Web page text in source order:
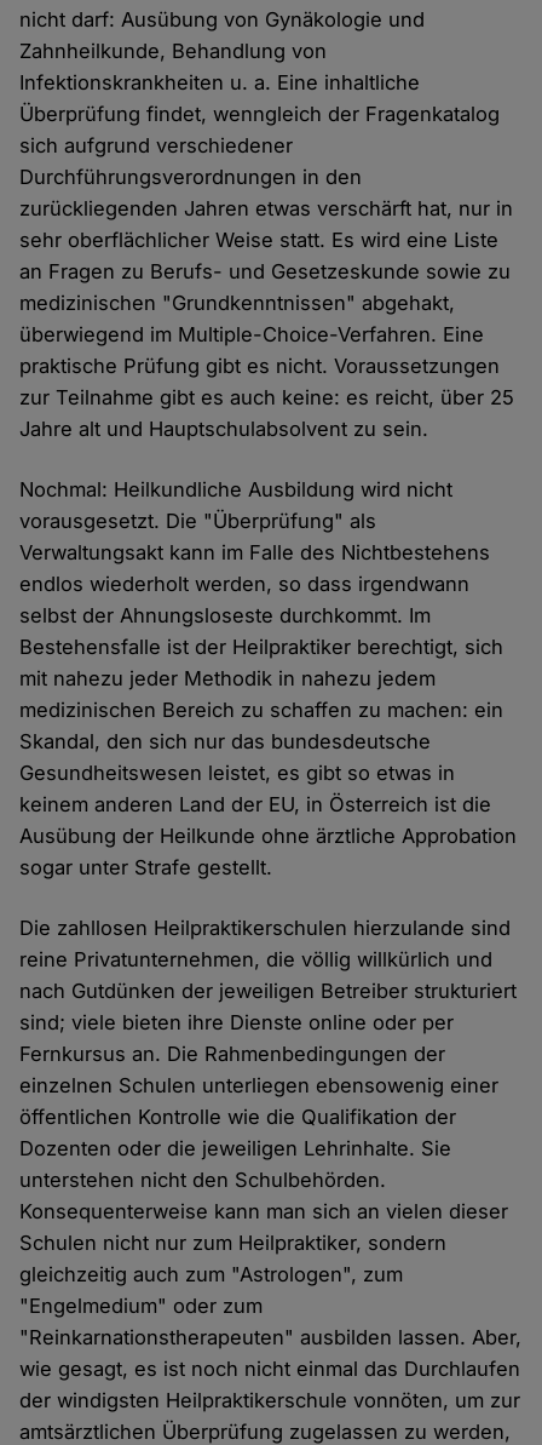
nicht darf: Ausübung von Gynäkologie und
Zahnheilkunde, Behandlung von
Infektionskrankheiten u. a. Eine inhaltliche
Überprüfung findet, wenngleich der Fragenkatalog
sich aufgrund verschiedener
Durchführungsverordnungen in den
zurückliegenden Jahren etwas verschärft hat, nur in
sehr oberflächlicher Weise statt. Es wird eine Liste
an Fragen zu Berufs- und Gesetzeskunde sowie zu
medizinischen "Grundkenntnissen" abgehakt,
überwiegend im Multiple-Choice-Verfahren. Eine
praktische Prüfung gibt es nicht. Voraussetzungen
zur Teilnahme gibt es auch keine: es reicht, über 25
Jahre alt und Hauptschulabsolvent zu sein.
Nochmal: Heilkundliche Ausbildung wird nicht
vorausgesetzt. Die "Überprüfung" als
Verwaltungsakt kann im Falle des Nichtbestehens
endlos wiederholt werden, so dass irgendwann
selbst der Ahnungsloseste durchkommt. Im
Bestehensfalle ist der Heilpraktiker berechtigt, sich
mit nahezu jeder Methodik in nahezu jedem
medizinischen Bereich zu schaffen zu machen: ein
Skandal, den sich nur das bundesdeutsche
Gesundheitswesen leistet, es gibt so etwas in
keinem anderen Land der EU, in Österreich ist die
Ausübung der Heilkunde ohne ärztliche Approbation
sogar unter Strafe gestellt.
Die zahllosen Heilpraktikerschulen hierzulande sind
reine Privatunternehmen, die völlig willkürlich und
nach Gutdünken der jeweiligen Betreiber strukturiert
sind; viele bieten ihre Dienste online oder per
Fernkursus an. Die Rahmenbedingungen der
einzelnen Schulen unterliegen ebensowenig einer
öffentlichen Kontrolle wie die Qualifikation der
Dozenten oder die jeweiligen Lehrinhalte. Sie
unterstehen nicht den Schulbehörden.
Konsequenterweise kann man sich an vielen dieser
Schulen nicht nur zum Heilpraktiker, sondern
gleichzeitig auch zum "Astrologen", zum
"Engelmedium" oder zum
"Reinkarnationstherapeuten" ausbilden lassen. Aber,
wie gesagt, es ist noch nicht einmal das Durchlaufen
der windigsten Heilpraktikerschule vonnöten, um zur
amtsärztlichen Überprüfung zugelassen zu werden,